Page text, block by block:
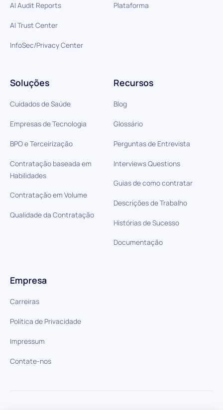
Plataforma
Soluções
Cuidados de Saúde
Empresas de Tecnologia
BPO e Terceirização
Contratação baseada em
Habilidades
Contratação em Volume
Qualidade da Contratação
Recursos
Blog
Glossário
Perguntas de Entrevista
Interviews Questions
Guias de como contratar
Descrições de Trabalho
Histórias de Sucesso
Documentação
AI Audit Reports
AI Trust Center
InfoSec/Privacy Center
Empresa
Carreiras
Política de Privacidade
Impressum
Contate-nos